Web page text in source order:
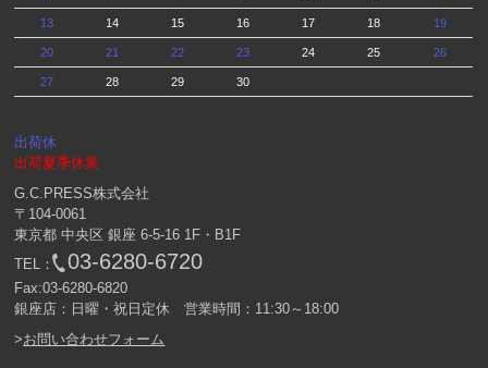
13 14 15 16 17 18 19
20 21 22 23 24 25 26
27 28 29 30
出荷休
出荷夏季休業
G.C.PRESS株式会社
〒104-0061
東京都 中央区 銀座 6-5-16 1F・B1F
TEL：
03-6280-6720
Fax:03-6280-6820
銀座店：日曜・祝日定休 営業時間：11:30～18:00
>お問い合わせフォーム